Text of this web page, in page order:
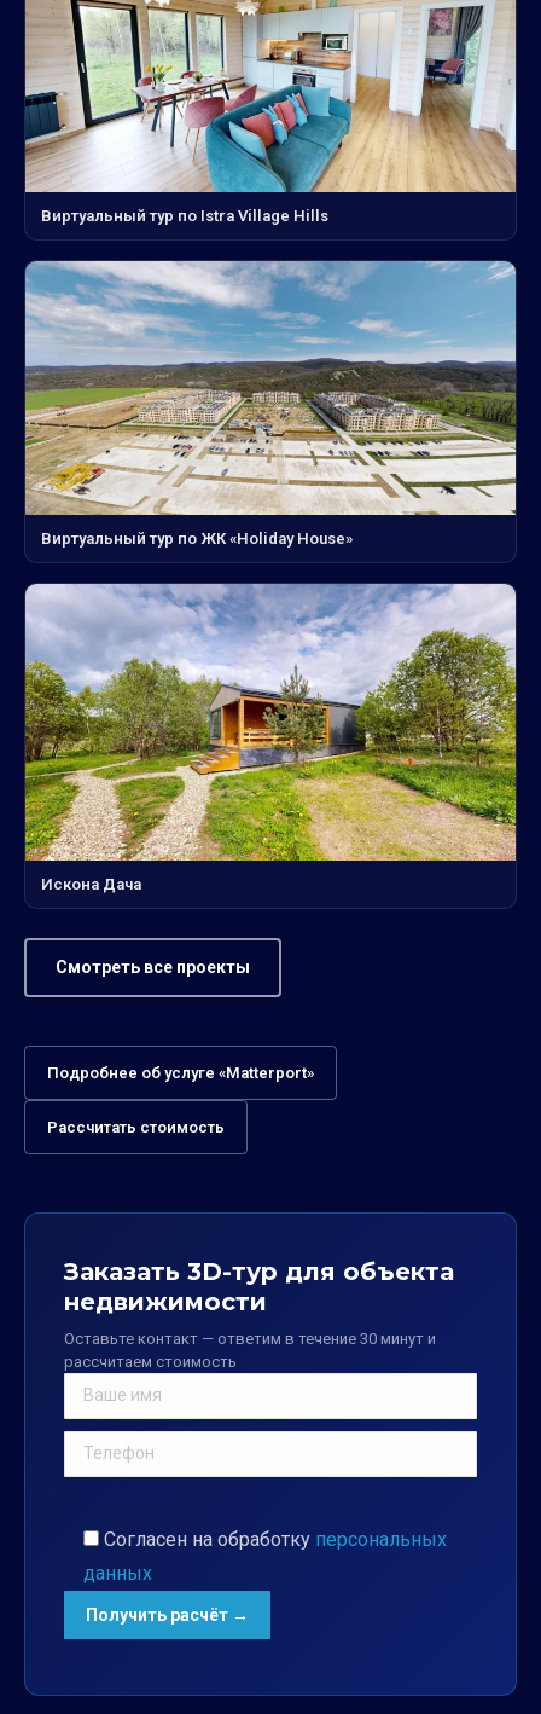
Виртуальный тур по Istra Village Hills
Виртуальный тур по ЖК «Holiday House»
Искона Дача
Смотреть все проекты
Подробнее об услуге «Matterport»
Рассчитать стоимость
Заказать 3D-тур для объекта
недвижимости
Оставьте контакт — ответим в течение 30 минут и
рассчитаем стоимость
Согласен на обработку персональных
данных